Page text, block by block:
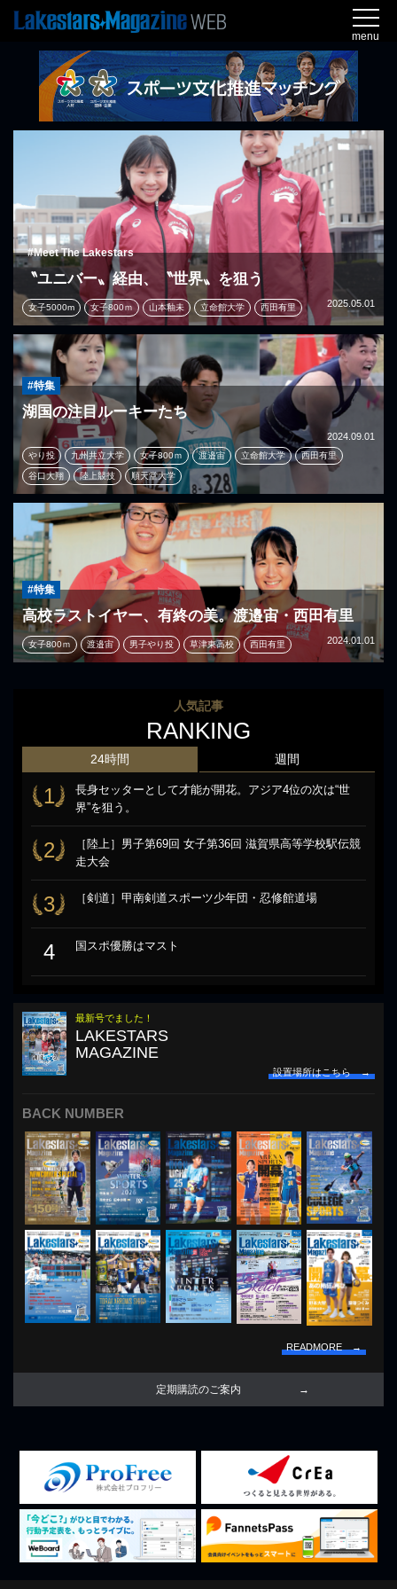
menu
#Meet The Lakestars
〝ユニバー〟経由、〝世界〟を狙う
2025.05.01
女子5000m 女子800ｍ 山本釉未 立命館大学 西田有里
#特集
湖国の注目ルーキーたち
2024.09.01
やり投 九州共立大学 女子800ｍ 渡邉宙 立命館大学 西田有里
谷口大翔 陸上競技 順天堂大学
#特集
高校ラストイヤー、有終の美。渡邉宙・西田有里
2024.01.01
女子800ｍ 渡邉宙 男子やり投 草津東高校 西田有里
人気記事
RANKING
24時間
1
長身セッターとして才能が開花。アジア4位の次は“世
界”を狙う。
2
［陸上］男子第69回 女子第36回 滋賀県高等学校駅伝競
走大会
3 ［剣道］甲南剣道スポーツ少年団・忍修館道場
4 国スポ優勝はマスト
週間
最新号でました！
LAKESTARS
MAGAZINE
設置場所はこちら →
BACK NUMBER
READMORE →
定期購読のご案内